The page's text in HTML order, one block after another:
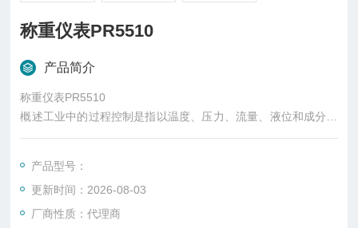
称重仪表PR5510
产品简介
称重仪表PR5510
概述工业中的过程控制是指以温度、压力、流量、液位和成分等
工艺参数作为被控变量的自动控制。一般而言，管理中采取的控
制模型。种称为前馈控制或预先控制，第二种称为过程控制或同
期控制，第三种称为反馈控制或事后控制。
产品型号：
更新时间：2026-08-03
厂商性质：代理商